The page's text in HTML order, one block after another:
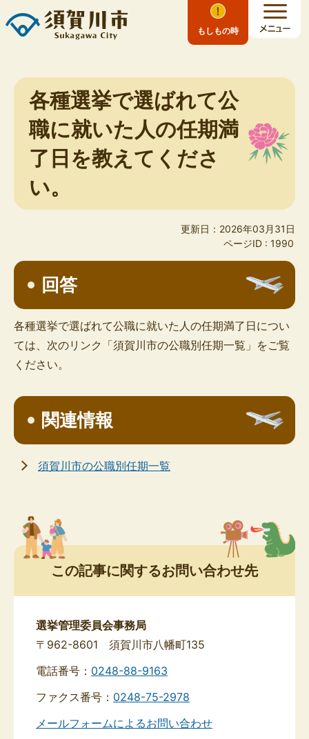
もしもの時
各種選挙で選ばれて公
職に就いた人の任期満
了日を教えてくださ
い。
更新日：2026年03月31日
ページID : 1990
回答
各種選挙で選ばれて公職に就いた人の任期満了日につい
ては、次のリンク「須賀川市の公職別任期一覧」をご覧
ください。
関連情報
須賀川市の公職別任期一覧
この記事に関するお問い合わせ先
選挙管理委員会事務局
〒962-8601 須賀川市八幡町135
電話番号： 0248-88-9163
ファクス番号： 0248-75-2978
メールフォームによるお問い合わせ